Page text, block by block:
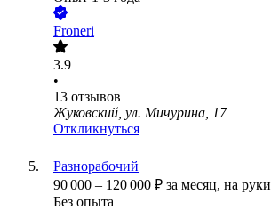
Froneri
3.9
•
13 отзывов
Жуковский, ул. Мичурина, 17
Откликнуться
Разнорабочий
90 000 – 120 000 ₽ за месяц, на руки
Без опыта